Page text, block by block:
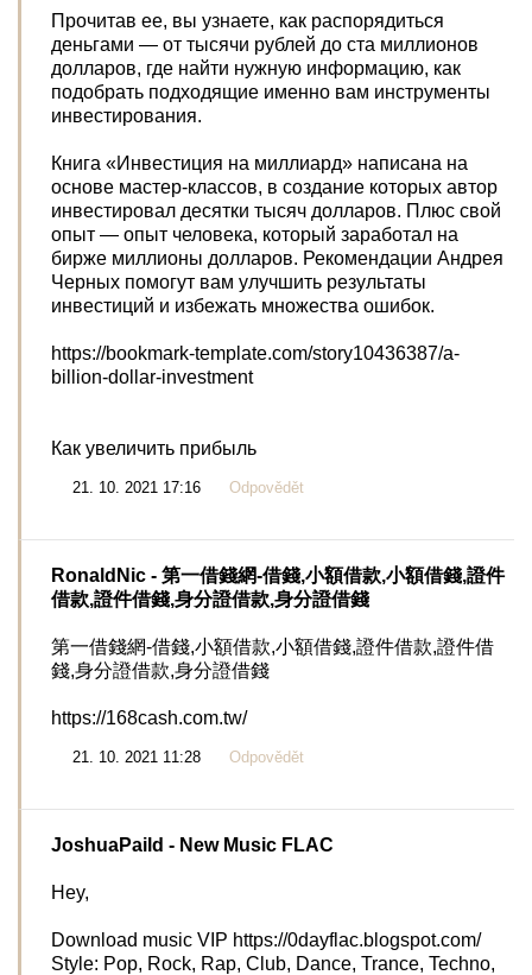
Прочитав ее, вы узнаете, как распорядиться
деньгами — от тысячи рублей до ста миллионов
долларов, где найти нужную информацию, как
подобрать подходящие именно вам инструменты
инвестирования.
Книга «Инвестиция на миллиард» написана на
основе мастер-классов, в создание которых автор
инвестировал десятки тысяч долларов. Плюс свой
опыт — опыт человека, который заработал на
бирже миллионы долларов. Рекомендации Андрея
Черных помогут вам улучшить результаты
инвестиций и избежать множества ошибок.
https://bookmark-template.com/story10436387/a-
billion-dollar-investment
Как увеличить прибыль
21. 10. 2021 17:16 Odpovědět
RonaldNic - 第一借錢網-借錢,小額借款,小額借錢,證件
借款,證件借錢,身分證借款,身分證借錢
第一借錢網-借錢,小額借款,小額借錢,證件借款,證件借
錢,身分證借款,身分證借錢
https://168cash.com.tw/
21. 10. 2021 11:28 Odpovědět
JoshuaPaild - New Music FLAC
Hey,
Download music VIP https://0dayflac.blogspot.com/
Style: Pop, Rock, Rap, Club, Dance, Trance, Techno,